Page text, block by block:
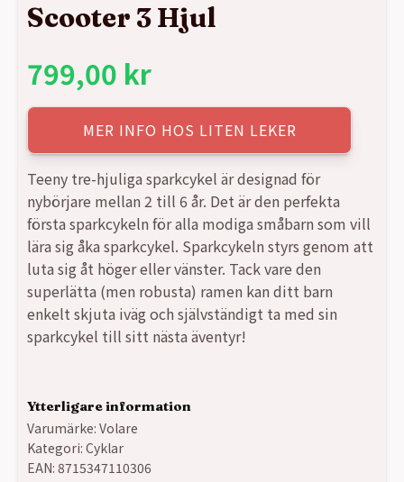
Scooter 3 Hjul
799,00 kr
MER INFO HOS LITEN LEKER
Teeny tre-hjuliga sparkcykel är designad för
nybörjare mellan 2 till 6 år. Det är den perfekta
första sparkcykeln för alla modiga småbarn som vill
lära sig åka sparkcykel. Sparkcykeln styrs genom att
luta sig åt höger eller vänster. Tack vare den
superlätta (men robusta) ramen kan ditt barn
enkelt skjuta iväg och självständigt ta med sin
sparkcykel till sitt nästa äventyr!
Ytterligare information
Varumärke: Volare
Kategori: Cyklar
EAN: 8715347110306